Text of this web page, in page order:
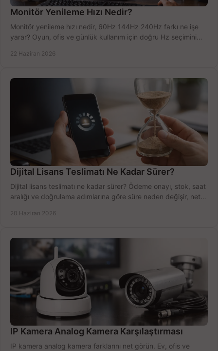
Monitör Yenileme Hızı Nedir?
Monitör yenileme hızı nedir, 60Hz 144Hz 240Hz farkı ne işe
yarar? Oyun, ofis ve günlük kullanım için doğru Hz seçimini
22 Haziran 2026
Dijital Lisans Teslimatı Ne Kadar Sürer?
Dijital lisans teslimatı ne kadar sürer? Ödeme onayı, stok, saat
aralığı ve doğrulama adımlarına göre süre neden değişir, net
20 Haziran 2026
IP Kamera Analog Kamera Karşılaştırması
IP kamera analog kamera farklarını net görün. Ev, ofis ve